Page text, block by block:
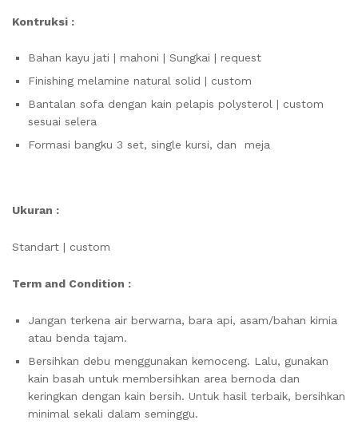
Kontruksi :
Bahan kayu jati | mahoni | Sungkai | request
Finishing melamine natural solid | custom
Bantalan sofa dengan kain pelapis polysterol | custom
sesuai selera
Formasi bangku 3 set, single kursi, dan meja
Ukuran :
Standart | custom
Term and Condition :
Jangan terkena air berwarna, bara api, asam/bahan kimia
atau benda tajam.
Bersihkan debu menggunakan kemoceng. Lalu, gunakan
kain basah untuk membersihkan area bernoda dan
keringkan dengan kain bersih. Untuk hasil terbaik, bersihkan
minimal sekali dalam seminggu.